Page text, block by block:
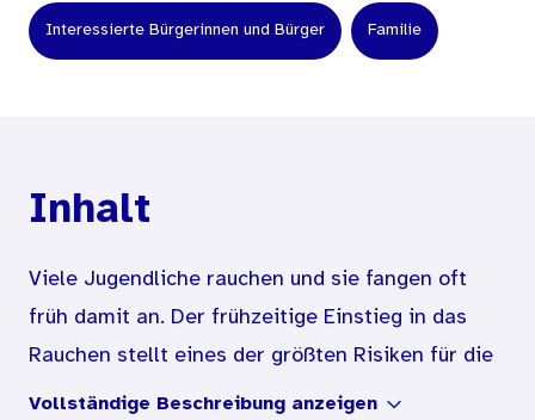
Interessierte Bürgerinnen und Bürger Familie
Inhalt
Viele Jugendliche rauchen und sie fangen oft
früh damit an. Der frühzeitige Einstieg in das
Rauchen stellt eines der größten Risiken für die
Gesundheit von Kindern und Jugendlichen dar.
Vollständige Beschreibung anzeigen